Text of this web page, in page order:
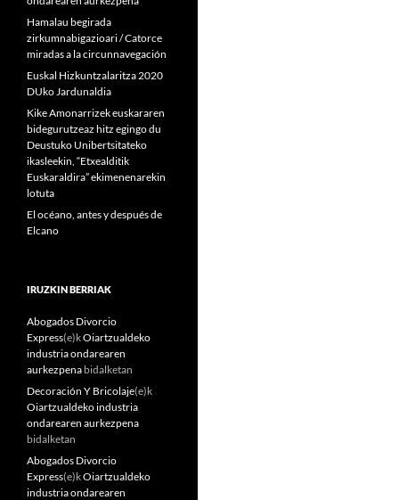
Hamalau begirada
zirkumnabigazioari / Catorce
miradas a la circunnavegación
Euskal Hizkuntzalaritza 2020
DUko Jardunaldia
Kike Amonarrizek euskararen
bidegurutzeaz hitz egingo du
Deustuko Unibertsitateko
ikasleekin, “Etxealditik
Euskaraldira” ekimenenarekin
lotuta
El océano, antes y después de
Elcano
IRUZKIN BERRIAK
Abogados Divorcio
Express(e)kOiartzualdeko
industria ondarearen
aurkezpena bidalketan
Decoración Y Bricolaje(e)k
Oiartzualdeko industria
ondarearen aurkezpena
bidalketan
Abogados Divorcio
Express(e)kOiartzualdeko
industria ondarearen